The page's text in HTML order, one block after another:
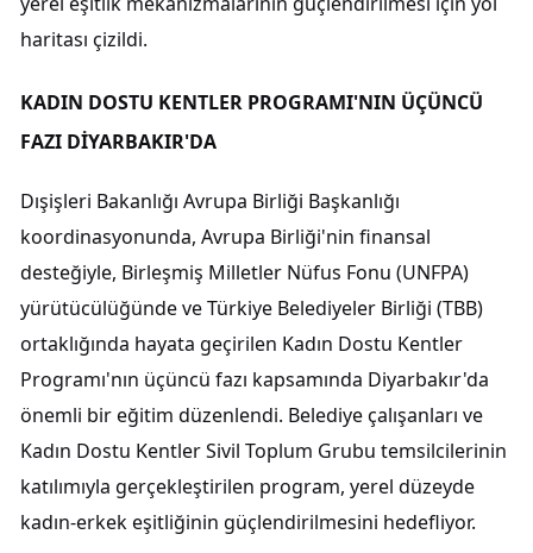
haritası çizildi.
KADIN DOSTU KENTLER PROGRAMI'NIN ÜÇÜNCÜ
FAZI DİYARBAKIR'DA
Dışişleri Bakanlığı Avrupa Birliği Başkanlığı
koordinasyonunda, Avrupa Birliği'nin finansal
desteğiyle, Birleşmiş Milletler Nüfus Fonu (UNFPA)
yürütücülüğünde ve Türkiye Belediyeler Birliği (TBB)
ortaklığında hayata geçirilen Kadın Dostu Kentler
Programı'nın üçüncü fazı kapsamında Diyarbakır'da
önemli bir eğitim düzenlendi. Belediye çalışanları ve
Kadın Dostu Kentler Sivil Toplum Grubu temsilcilerinin
katılımıyla gerçekleştirilen program, yerel düzeyde
kadın-erkek eşitliğinin güçlendirilmesini hedefliyor.